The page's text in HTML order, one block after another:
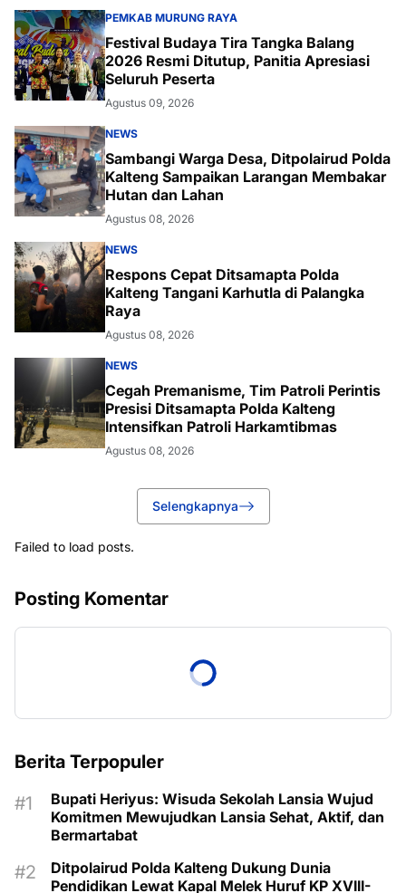
PEMKAB MURUNG RAYA
Festival Budaya Tira Tangka Balang
2026 Resmi Ditutup, Panitia Apresiasi
Seluruh Peserta
Agustus 09, 2026
NEWS
Sambangi Warga Desa, Ditpolairud Polda
Kalteng Sampaikan Larangan Membakar
Hutan dan Lahan
Agustus 08, 2026
NEWS
Respons Cepat Ditsamapta Polda
Kalteng Tangani Karhutla di Palangka
Raya
Agustus 08, 2026
NEWS
Cegah Premanisme, Tim Patroli Perintis
Presisi Ditsamapta Polda Kalteng
Intensifkan Patroli Harkamtibmas
Agustus 08, 2026
Selengkapnya
Failed to load posts.
Posting Komentar
Berita Terpopuler
Bupati Heriyus: Wisuda Sekolah Lansia Wujud
Komitmen Mewujudkan Lansia Sehat, Aktif, dan
Bermartabat
Ditpolairud Polda Kalteng Dukung Dunia
Pendidikan Lewat Kapal Melek Huruf KP XVIII-